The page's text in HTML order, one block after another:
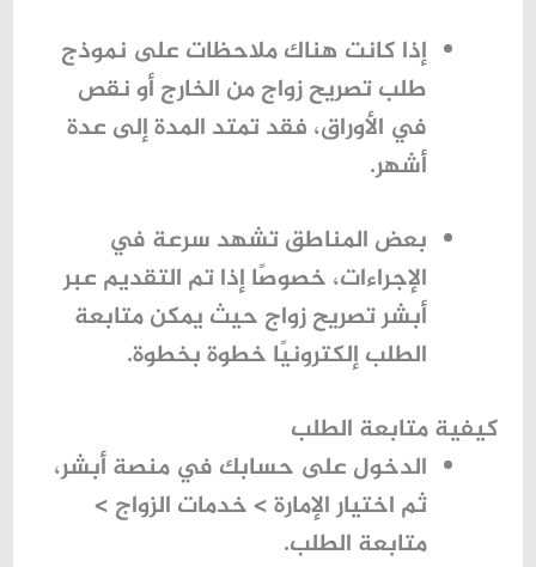
إذا كانت هناك ملاحظات على نموذج
طلب تصريح زواج من الخارجأو نقص
في الأوراق، فقد تمتد المدة إلى عدة
أشهر.
بعض المناطق تشهد سرعة في
الإجراءات، خصوصًا إذا تم التقديم عبر
أبشر تصريح زواج حيث يمكن متابعة
الطلب إلكترونيًا خطوة بخطوة.
كيفية متابعة الطلب
الدخول على حسابك في منصة أبشر،
ثم اختيار الإمارة > خدمات الزواج >
متابعة الطلب.